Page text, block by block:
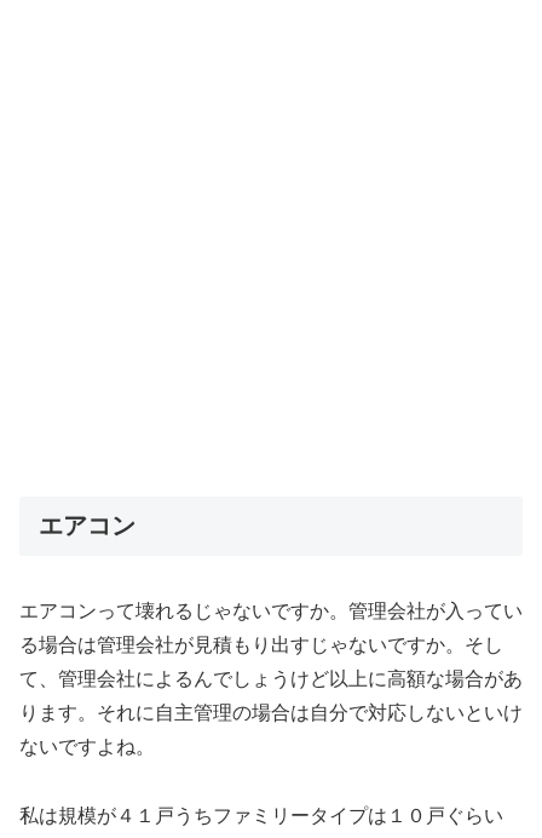
エアコン
エアコンって壊れるじゃないですか。管理会社が入ってい
る場合は管理会社が見積もり出すじゃないですか。そし
て、管理会社によるんでしょうけど以上に高額な場合があ
ります。それに自主管理の場合は自分で対応しないといけ
ないですよね。
私は規模が４１戸うちファミリータイプは１０戸ぐらい